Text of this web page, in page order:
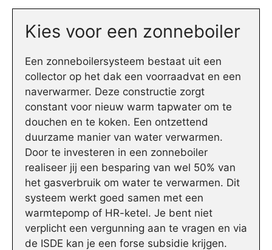
Kies voor een zonneboiler
Een zonneboilersysteem bestaat uit een
collector op het dak een voorraadvat en een
naverwarmer. Deze constructie zorgt
constant voor nieuw warm tapwater om te
douchen en te koken. Een ontzettend
duurzame manier van water verwarmen.
Door te investeren in een zonneboiler
realiseer jij een besparing van wel 50% van
het gasverbruik om water te verwarmen. Dit
systeem werkt goed samen met een
warmtepomp of HR-ketel. Je bent niet
verplicht een vergunning aan te vragen en via
de ISDE kan je een forse subsidie krijgen.